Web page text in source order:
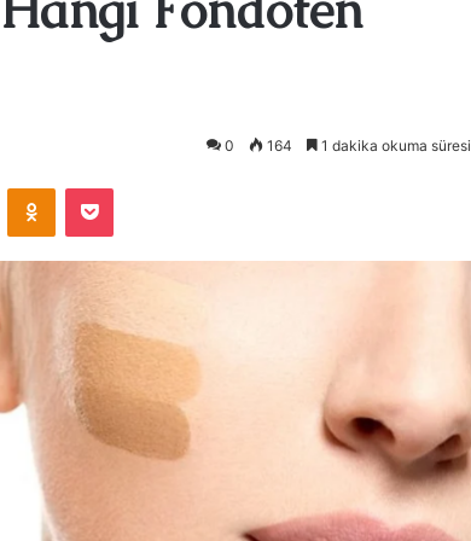
0 164 1 dakika okuma süresi
Odnoklassniki
Pocket